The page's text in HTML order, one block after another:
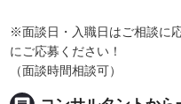
※面談日・入職日はご相談に
にご応募ください！
（面談時間相談可）